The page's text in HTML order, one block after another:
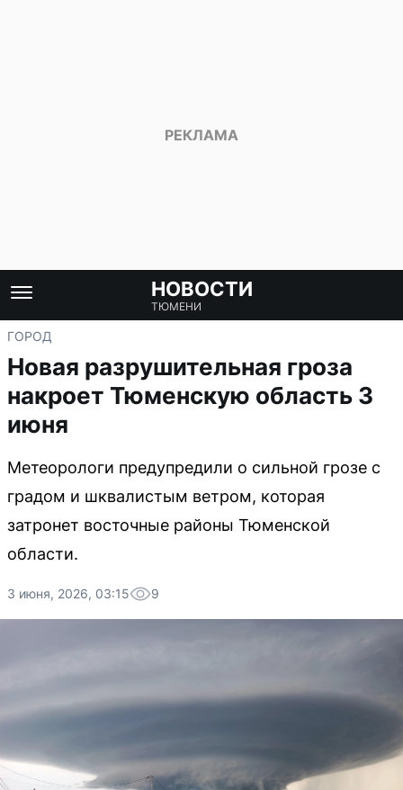
НОВОСТИ
ТЮМЕНИ
ГОРОД
Новая разрушительная гроза
накроет Тюменскую область 3
июня
Метеорологи предупредили о сильной грозе с
градом и шквалистым ветром, которая
затронет восточные районы Тюменской
области.
3 июня, 2026, 03:15 9